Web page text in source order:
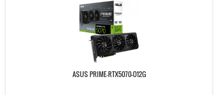
ASUS PRIME-RTX5070-O12G